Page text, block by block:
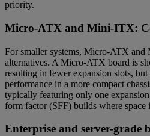
priority.
Micro-ATX and Mini-ITX:
For smaller systems, Micro-ATX
alternatives. A Micro-ATX board is
resulting in fewer expansion slots,
performance in a more compact
typically featuring only one
form factor (SFF) builds where space
Enterprise and server-grade